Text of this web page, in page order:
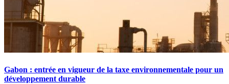
Gabon : entrée en vigueur de la taxe environnementale pour un
développement durable